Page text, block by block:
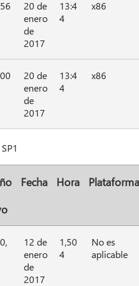
20 de
enero
de
2017
13:4
4
x86
20 de
enero
de
2017
13:4
4
x86
Fecha Hora Plataforma
12 de
enero
de
2017
1,50
4
No es
aplicable